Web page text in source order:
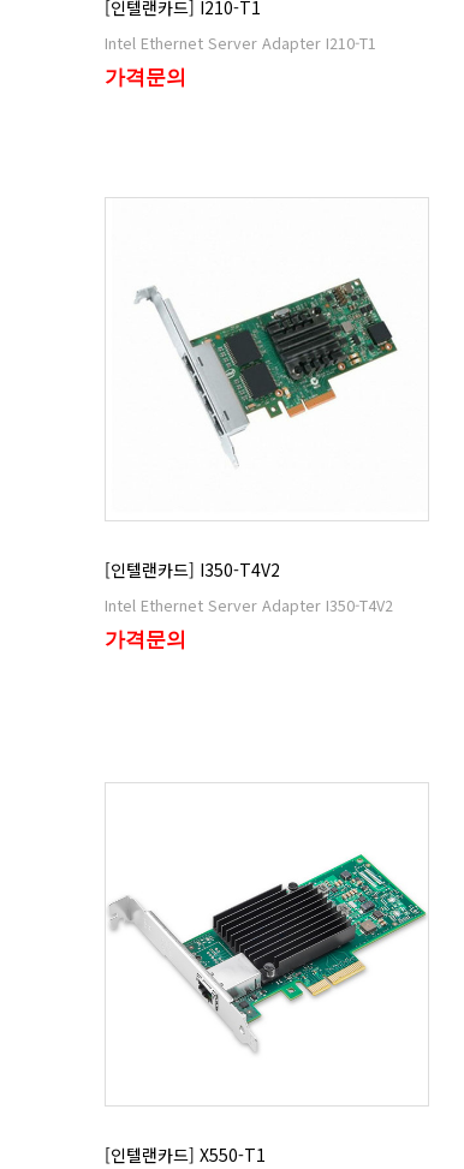
[인텔랜카드] I210-T1
Intel Ethernet Server Adapter I210-T1
가격문의
[인텔랜카드] I350-T4V2
Intel Ethernet Server Adapter I350-T4V2
가격문의
[인텔랜카드] X550-T1